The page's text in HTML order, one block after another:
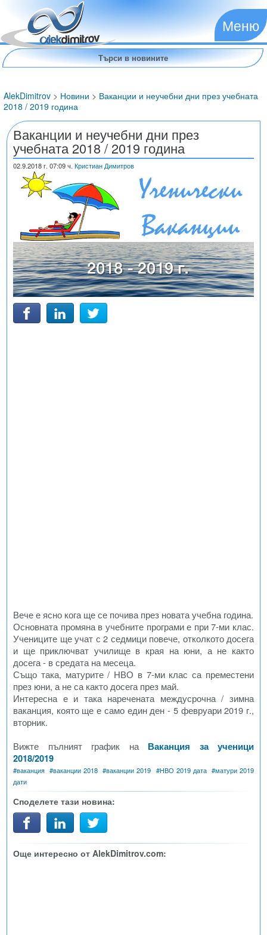
Меню
AlekDimitrov > Новини > Ваканции и неучебни дни през учебната
2018 / 2019 година
Ваканции и неучебни дни през
учебната 2018 / 2019 година
02.9.2018г. 07:09 ч. Кристиан Димитров
Вече е ясно кога ще се почива през новата учебна година.
Основната промяна в учебните програми е при 7-ми клас.
Учениците ще учат с 2 седмици повече, отколкото досега
и ще приключват училище в края на юни, а не както
досега - в средата на месеца.
Също така, матурите / НВО в 7-ми клас са преместени
през юни, а не са както досега през май.
Интересна е и така наречената междусрочна / зимна
ваканция, която ще е само един ден - 5 февруари 2019 г.,
вторник.
Вижте пълният график на Ваканция за ученици
2018/2019
#ваканция #ваканции 2018 #ваканции 2019 #НВО 2019 дата #матури 2019
дати
Споделете тази новина:
Още интересно от AlekDimitrov.com: